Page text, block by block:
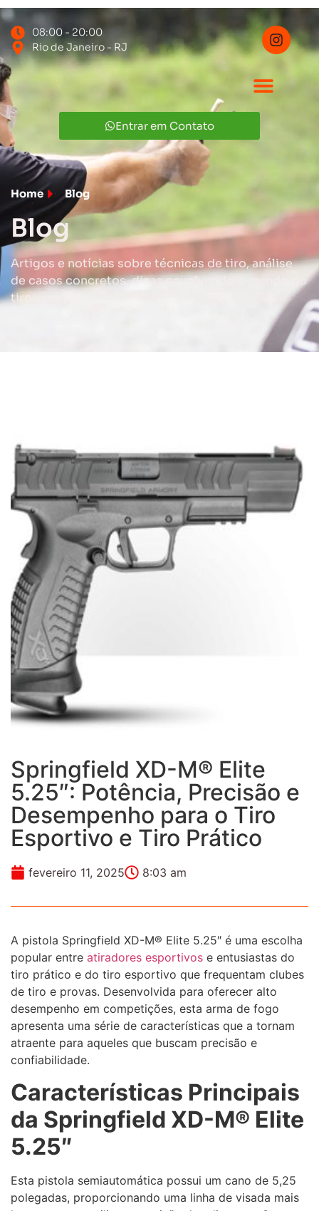
08:00 - 20:00
Rio de Janeiro - RJ
Entrar em Contato
Home Blog
Blog
Artigos e notícias sobre técnicas de tiro, análise
de casos concretos, dicas envolvendo o mundo do
tiro.
Springfield XD-M® Elite
5.25″: Potência, Precisão e
Desempenho para o Tiro
Esportivo e Tiro Prático
fevereiro 11, 2025 8:03 am
A pistola Springfield XD-M® Elite 5.25″ é uma escolha
popular entre atiradores esportivos e entusiastas do
tiro prático e do tiro esportivo que frequentam clubes
de tiro e provas. Desenvolvida para oferecer alto
desempenho em competições, esta arma de fogo
apresenta uma série de características que a tornam
atraente para aqueles que buscam precisão e
confiabilidade.
Características Principais
da Springfield XD-M® Elite
5.25″
Esta pistola semiautomática possui um cano de 5,25
polegadas, proporcionando uma linha de visada mais